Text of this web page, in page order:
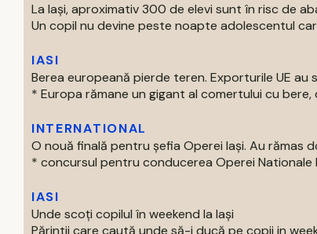
La Iași, aproximativ 300 de elevi sunt în risc de
Un copil nu devine peste noapte adolescentul
IASI
Berea europeană pierde teren. Exporturile UE au
* Europa rămane un gigant al comertului cu bere,
INTERNATIONAL
O nouă finală pentru șefia Operei Iași. Au rămas
* concursul pentru conducerea Operei Nationale
IASI
Unde scoți copilul în weekend la Iași
Părintii care caută unde să-i ducă pe copii in